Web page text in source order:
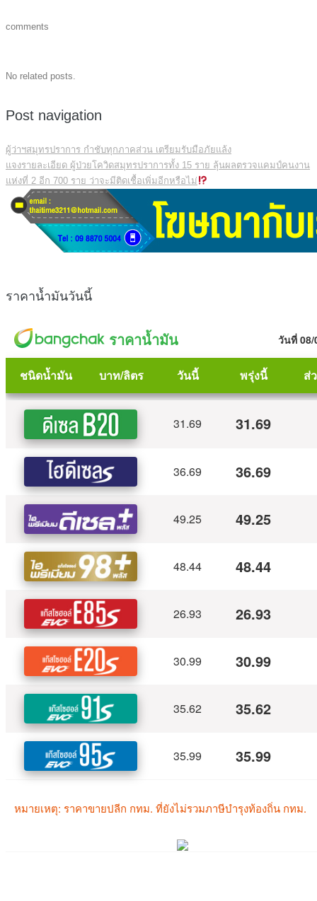
comments
No related posts.
Post navigation
ผู้ว่าฯสมุทรปราการ กำชับทุกภาคส่วน เตรียมรับมือภัยแล้ง
แจงรายละเอียด ผู้ป่วยโควิดสมุทรปราการทั้ง 15 ราย ลุ้นผลตรวจแคมป์คนงาน
แห่งที่ 2 อีก 700 ราย ว่าจะมีติดเชื้อเพิ่มอีกหรือไม่
ราคาน้ำมันวันนี้